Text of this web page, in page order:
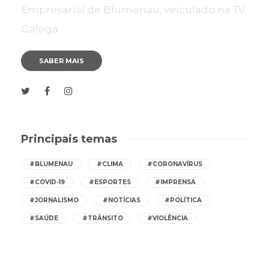
Empresarial de Blumenau, veiculado na TV
Galega.
SABER MAIS
Principais temas
#BLUMENAU #CLIMA #CORONAVÍRUS
#COVID-19 #ESPORTES #IMPRENSA
#JORNALISMO #NOTÍCIAS #POLÍTICA
#SAÚDE #TRÂNSITO #VIOLÊNCIA